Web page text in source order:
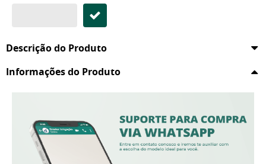
Descrição do Produto
Informações do Produto